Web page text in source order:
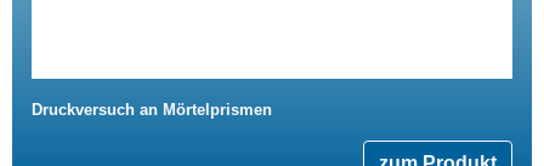
Druckversuch an Mörtelprismen